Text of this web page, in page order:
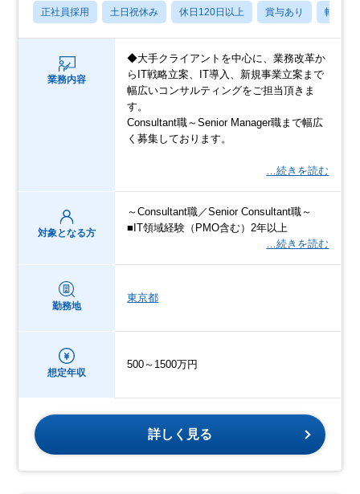
正社員採用 土日祝休み 休日120日以上 賞与あり 転勤な
業務内容
◆大手クライアントを中心に、業務改革か
らIT戦略立案、IT導入、新規事業立案まで
幅広いコンサルティングをご担当頂きま
す。
Consultant職～Senior Manager職まで幅広
く募集しております。
…続きを読む
対象となる方
～Consultant職／Senior Consultant職～
■IT領域経験（PMO含む）2年以上
…続きを読む
勤務地
東京都
想定年収
500～1500万円
詳しく見る